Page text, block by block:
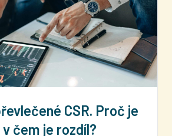
CSR. Proč je
čem je rozdíl?